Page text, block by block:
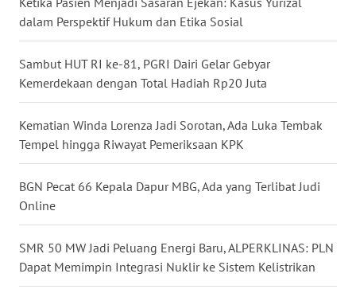
dalam Perspektif Hukum dan Etika Sosial
Sambut HUT RI ke-81, PGRI Dairi Gelar Gebyar
Kemerdekaan dengan Total Hadiah Rp20 Juta
Kematian Winda Lorenza Jadi Sorotan, Ada Luka Tembak
Tempel hingga Riwayat Pemeriksaan KPK
BGN Pecat 66 Kepala Dapur MBG, Ada yang Terlibat Judi
Online
SMR 50 MW Jadi Peluang Energi Baru, ALPERKLINAS: PLN
Dapat Memimpin Integrasi Nuklir ke Sistem Kelistrikan
WN
WN
JATIM
BALI
WN
KALBAR